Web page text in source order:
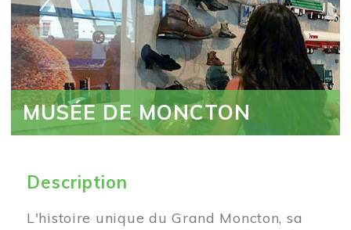
MUSÉE DE MONCTON
Description
L'histoire unique du Grand Moncton, sa